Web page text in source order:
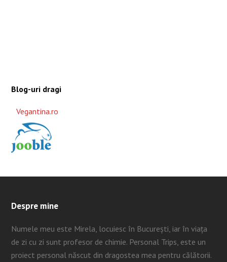
Blog-uri dragi
Vegantina.ro
Despre mine
Numele meu este Mirela, locuiesc în București, iar în viața
de zi cu zi sunt profesor de chimie. Personal Trips, este un
proiect personal născut din dragostea mea pentru călătorii.